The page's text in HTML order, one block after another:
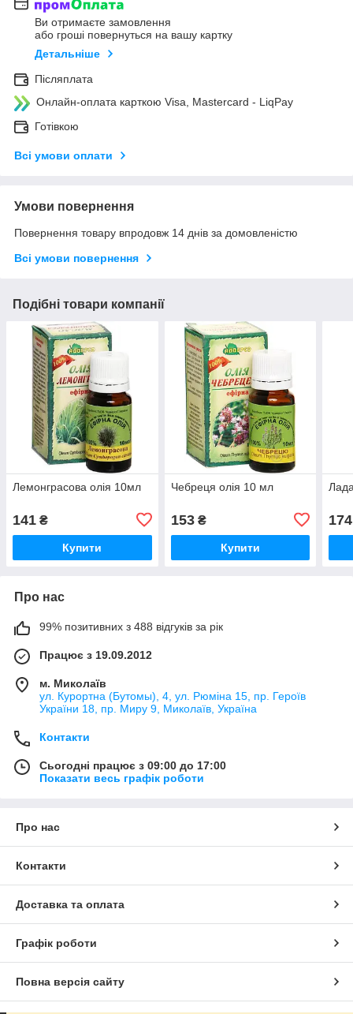
Ви отримаєте замовлення
або гроші повернуться на вашу картку
Детальніше
Післяплата
Онлайн-оплата карткою Visa, Mastercard - LiqPay
Готівкою
Всі умови оплати
Умови повернення
Повернення товару впродовж 14 днів за домовленістю
Всі умови повернення
Подібні товари компанії
Лемонграсова олія 10мл
141 ₴
Купити
Чебреця олія 10 мл
153₴
Купити
174
Про нас
99% позитивних з 488 відгуків за рік
Працює з 19.09.2012
м. Миколаїв
ул. Курортна (Бутомы), 4, ул. Рюміна 15, пр. Героїв
України 18, пр. Миру 9, Миколаїв, Україна
Контакти
Сьогодні працює з 09:00 до 17:00
Показати весь графік роботи
Про нас
Контакти
Доставка та оплата
Графік роботи
Повна версія сайту